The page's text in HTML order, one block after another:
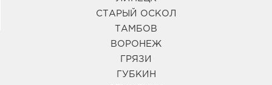
Радиотехническая, д. 1А
СТАРЫЙ ОСКОЛ
ТАМБОВ
ВОРОНЕЖ
ГРЯЗИ
ГУБКИН